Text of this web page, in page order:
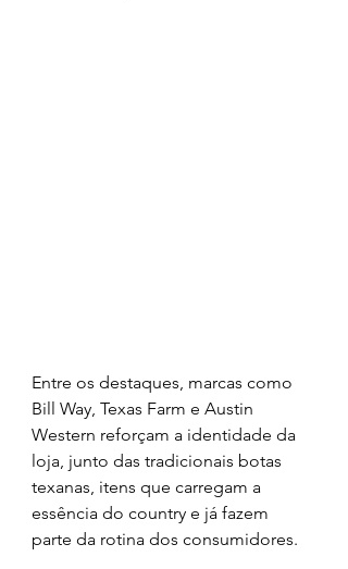
Entre os destaques, marcas como
Bill Way, Texas Farm e Austin
Western reforçam a identidade da
loja, junto das tradicionais botas
texanas, itens que carregam a
essência do country e já fazem
parte da rotina dos consumidores.